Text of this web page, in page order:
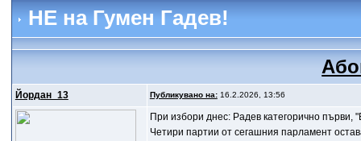
НЕ на Гумен Гадев!
Йордан_13 Публикувано на:16.2.2026, 13:56
При избори днес: Радев категорично първи,
Четири партии от сегашния парламент